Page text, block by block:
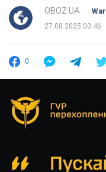
OBOZ.UA
War
27.08.2025 00:46
0